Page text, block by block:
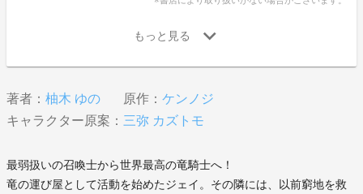
著者： 柚木 ゆの 原作： ケンノジ
キャラクター原案： 三弥 カズトモ
最弱扱いの召喚士から世界最高の竜騎士へ！
竜の運び屋として活動を始めたジェイ。その隣には、以前窮地を救